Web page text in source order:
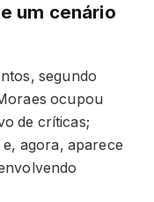
um cenário
segundo
ocupou
de críticas;
agora, aparece